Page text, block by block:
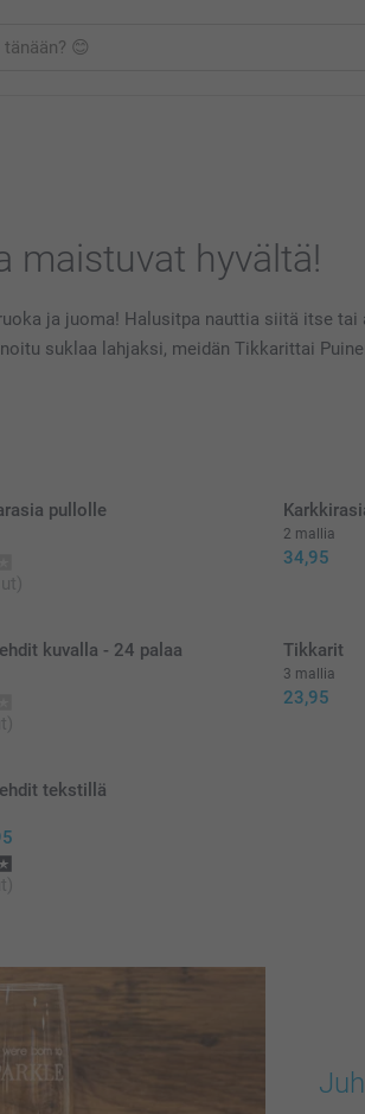
maistuvat hyvältä!
ja juoma! Halusitpa nauttia siitä itse
suklaa lahjaksi, meidän Tikkarittai
pullolle
2 mallia
34,95
kuvalla - 24 palaa Tikkarit
3 mallia
23,95
tekstillä